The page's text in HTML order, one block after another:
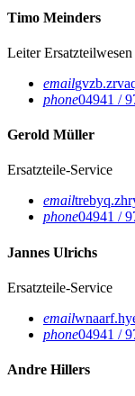
Timo Meinders
Leiter Ersatzteilwesen
email
phone04941 /
Gerold Müller
Ersatzteile-Service
email
phone04941 /
Jannes Ulrichs
Ersatzteile-Service
email
phone04941 /
Andre Hillers